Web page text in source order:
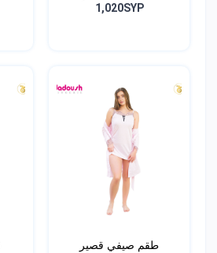
1,020SYP
طقم صيفي قصير